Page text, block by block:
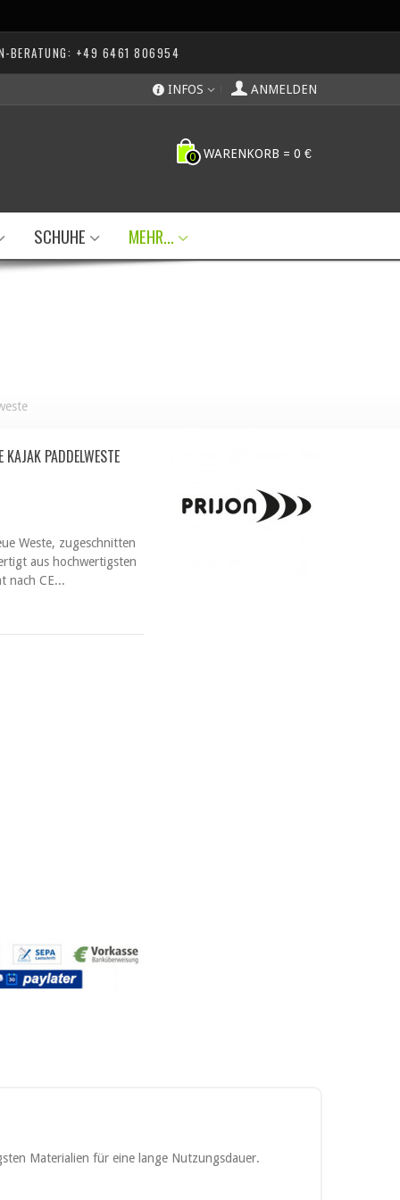
BERATUNG: +49 6461 806954
ANMELDEN
INFOS
0 WARENKORB = 0 €
SCHUHE MEHR...
PADDELWESTE
Weste, zugeschnitten
aus hochwertigsten
nach CE...
Materialien für eine lange Nutzungsdauer.